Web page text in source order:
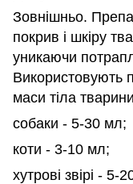
Зовнішньо.
покрив і шкіру
уникаючи
Використовують
маси тіла
собаки - 5-30 мл;
коти - 3-10 мл;
хутрові звірі - 5-